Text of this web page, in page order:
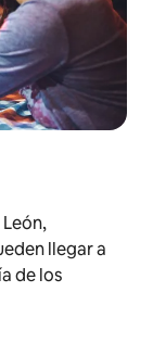
llegar a
de los